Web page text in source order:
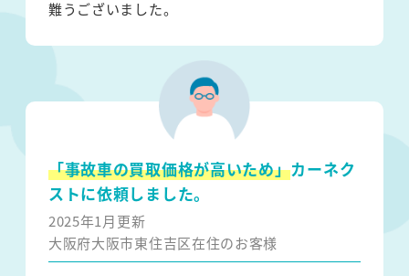
難うございました。
「事故車の買取価格が高いため」カーネク
ストに依頼しました。
2025年1月更新
大阪府大阪市東住吉区在住のお客様